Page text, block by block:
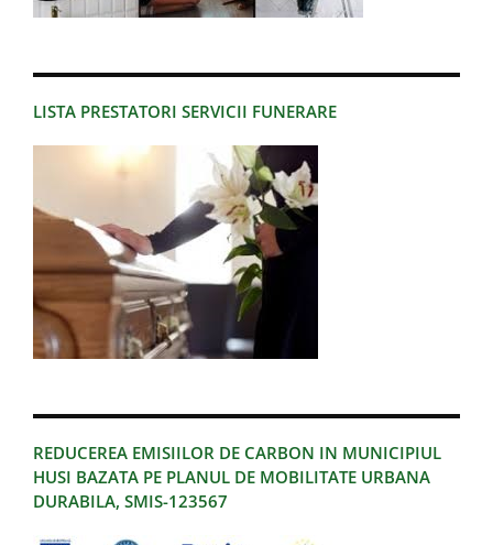
LISTA PRESTATORI SERVICII FUNERARE
REDUCEREA EMISIILOR DE CARBON IN MUNICIPIUL
HUSI BAZATA PE PLANUL DE MOBILITATE URBANA
DURABILA, SMIS-123567